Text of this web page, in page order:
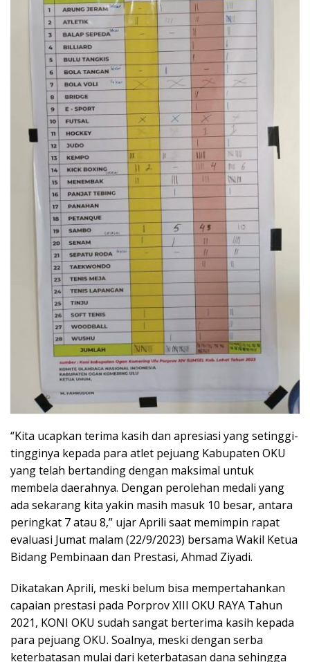
“Kita ucapkan terima kasih dan apresiasi yang setinggi-
tingginya kepada para atlet pejuang Kabupaten OKU
yang telah bertanding dengan maksimal untuk
membela daerahnya. Dengan perolehan medali yang
ada sekarang kita yakin masih masuk 10 besar, antara
peringkat 7 atau 8,” ujar Aprili saat memimpin rapat
evaluasi Jumat malam (22/9/2023) bersama Wakil Ketua
Bidang Pembinaan dan Prestasi, Ahmad Ziyadi.
Dikatakan Aprili, meski belum bisa mempertahankan
capaian prestasi pada Porprov XIII OKU RAYA Tahun
2021, KONI OKU sudah sangat berterima kasih kepada
para pejuang OKU. Soalnya, meski dengan serba
keterbatasan mulai dari keterbatasan dana sehingga